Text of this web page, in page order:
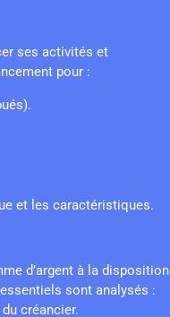
ses activités et
pour :
et les caractéristiques.
d’argent à la disposition
sont analysés :
créancier.